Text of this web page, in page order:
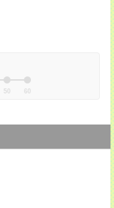
50 60